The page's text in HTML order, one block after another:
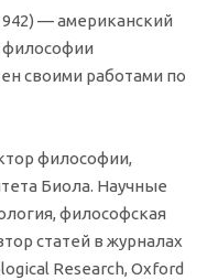
— американский
своими работами по
философии,
Биола. Научные
философская
статей в журналах
Research, Oxford